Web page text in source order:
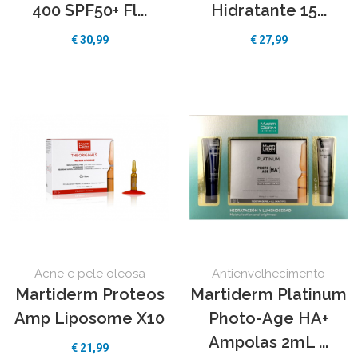
400 SPF50+ Fl...
€30,99
Hidratante 15...
€ 27,99
Acne e pele oleosa
Martiderm Proteos
Amp Liposome X10
€ 21,99
Antienvelhecimento
Martiderm Platinum
Photo-Age HA+
Ampolas 2mL ...